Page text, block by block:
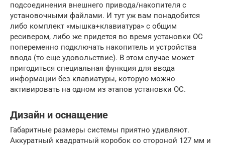
подсоединения внешнего привода/накопителя с
установочными файлами. И тут уж вам понадобится
либо комплект «мышка+клавиатура» с общим
ресивером, либо же придется во время установки ОС
попеременно подключать накопитель и устройства
ввода (то еще удовольствие). В этом случае может
пригодиться специальная функция для ввода
информации без клавиатуры, которую можно
активировать на одном из этапов установки ОС.
Дизайн и оснащение
Габаритные размеры системы приятно удивляют.
Аккуратный квадратный коробок со стороной 127 мм и